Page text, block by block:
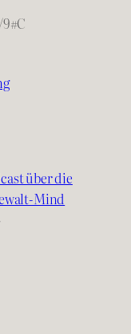
über die
Mind